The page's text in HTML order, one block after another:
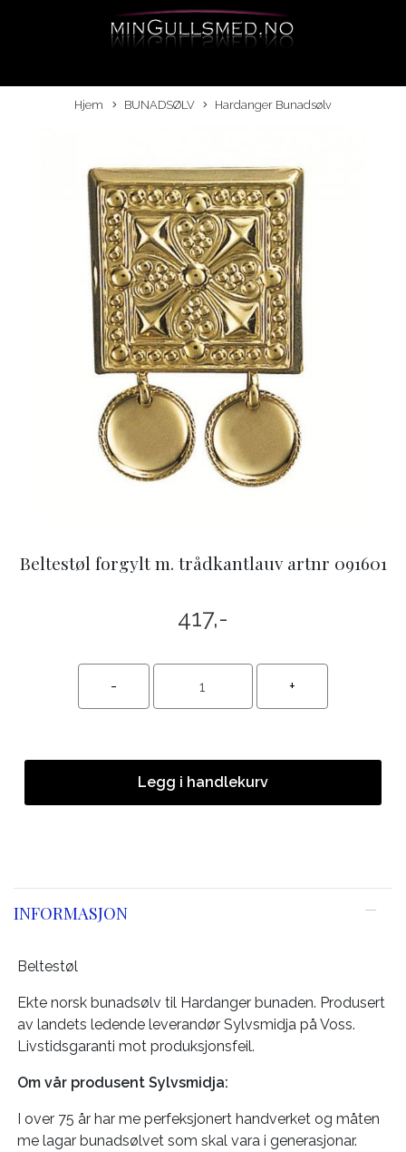
Hjem BUNADSØLV Hardanger Bunadsølv
Beltestøl forgylt m. trådkantlauv artnr 091601
417,-
Legg i handlekurv
INFORMASJON
Beltestøl
Ekte norsk bunadsølv til Hardanger bunaden. Produsert
av landets ledende leverandør Sylvsmidja på Voss.
Livstidsgaranti mot produksjonsfeil.
Om vår produsent Sylvsmidja:
I over 75 år har me perfeksjonert handverket og måten
me lagar bunadsølvet som skal vara i generasjonar.